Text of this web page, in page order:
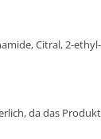
Citral, 2-
da das